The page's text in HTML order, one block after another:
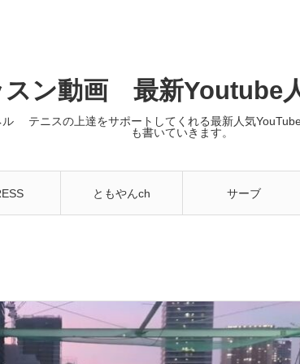
ン動画 最新Youtube
ル テニスの上達をサポートしてくれる最新人気
も書いていきます。
ともやんch サーブ